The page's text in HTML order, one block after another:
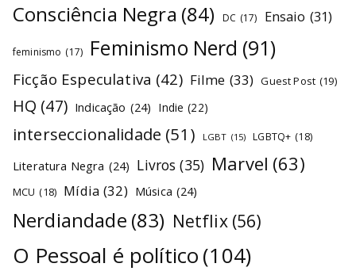
Consciência Negra (84) DC (17) Ensaio (31)
feminismo (17) Feminismo Nerd (91)
Ficção Especulativa (42) Filme (33) Guest Post (19)
HQ (47) Indicação (24) Indie (22)
interseccionalidade (51) LGBT (15) LGBTQ+ (18)
Literatura Negra (24) Livros (35) Marvel (63)
MCU (18) Mídia (32) Música (24)
Nerdiandade (83) Netflix (56)
O Pessoal é político(104)